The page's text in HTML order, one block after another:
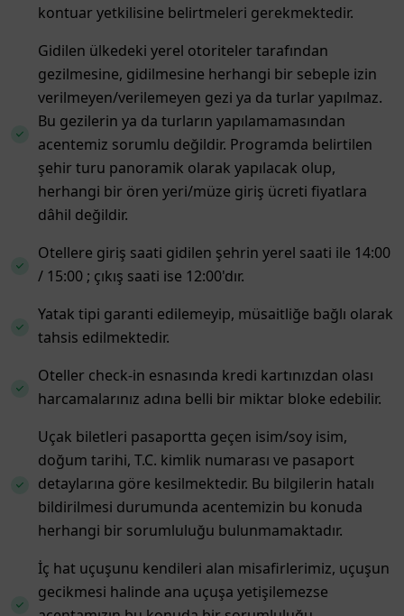
kontuar yetkilisine belirtmeleri gerekmektedir.
Gidilen ülkedeki yerel otoriteler tarafından
gezilmesine, gidilmesine herhangi bir sebeple izin
verilmeyen/verilemeyen gezi ya da turlar yapılmaz.
Bu gezilerin ya da turların yapılamamasından
acentemiz sorumlu değildir. Programda belirtilen
şehir turu panoramik olarak yapılacak olup,
herhangi bir ören yeri/müze giriş ücreti fiyatlara
dâhil değildir.
Otellere giriş saati gidilen şehrin yerel saati ile 14:00
/ 15:00 ; çıkış saati ise 12:00'dır.
Yatak tipi garanti edilemeyip, müsaitliğe bağlı olarak
tahsis edilmektedir.
Oteller check-in esnasında kredi kartınızdan olası
harcamalarınız adına belli bir miktar bloke edebilir.
Uçak biletleri pasaportta geçen isim/soy isim,
doğum tarihi, T.C. kimlik numarası ve pasaport
detaylarına göre kesilmektedir. Bu bilgilerin hatalı
bildirilmesi durumunda acentemizin bu konuda
herhangi bir sorumluluğu bulunmamaktadır.
İç hat uçuşunu kendileri alan misafirlerimiz, uçuşun
gecikmesi halinde ana uçuşa yetişilemezse